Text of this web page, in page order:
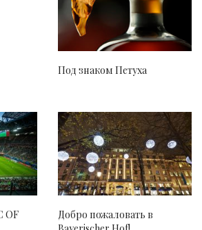
Под знаком Петуха
OF
Добро пожаловать в